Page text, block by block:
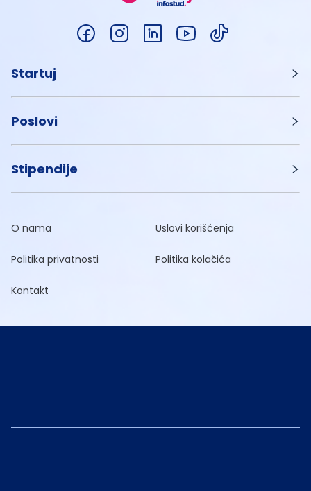
Startuj
Poslovi
Stipendije
O nama Uslovi korišćenja
Politika privatnosti Politika kolačića
Kontakt